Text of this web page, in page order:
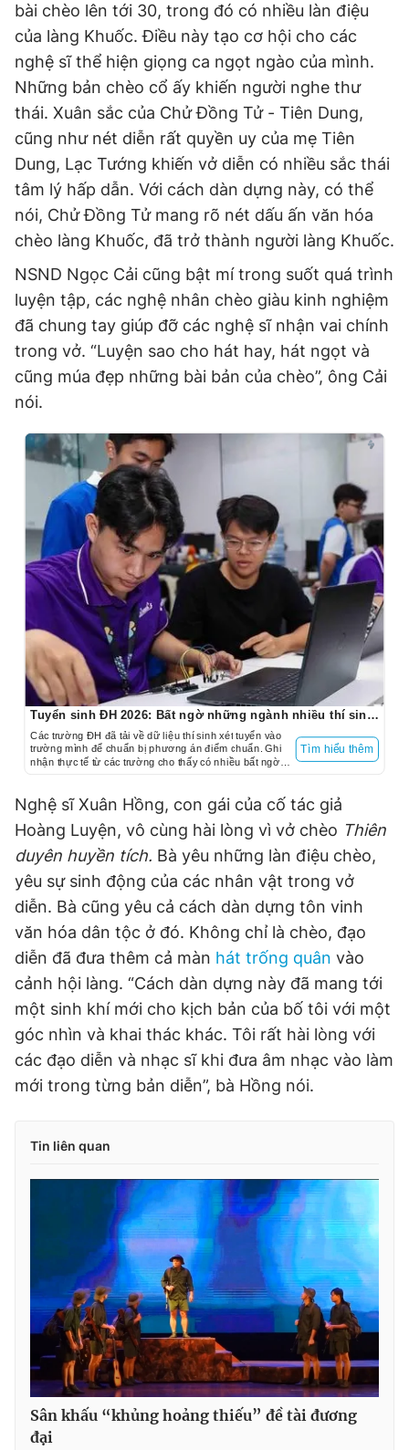
bài chèo lên tới 30, trong đó có nhiều làn điệu
của làng Khuốc. Điều này tạo cơ hội cho các
nghệ sĩ thể hiện giọng ca ngọt ngào của mình.
Những bản chèo cổ ấy khiến người nghe thư
thái. Xuân sắc của Chử Đồng Tử - Tiên Dung,
cũng như nét diễn rất quyền uy của mẹ Tiên
Dung, Lạc Tướng khiến vở diễn có nhiều sắc thái
tâm lý hấp dẫn. Với cách dàn dựng này, có thể
nói, Chử Đồng Tử mang rõ nét dấu ấn văn hóa
chèo làng Khuốc, đã trở thành người làng Khuốc.
NSND Ngọc Cải cũng bật mí trong suốt quá trình
luyện tập, các nghệ nhân chèo giàu kinh nghiệm
đã chung tay giúp đỡ các nghệ sĩ nhận vai chính
trong vở. “Luyện sao cho hát hay, hát ngọt và
cũng múa đẹp những bài bản của chèo”, ông Cải
nói.
Tuyển sinh ĐH 2026: Bất ngờ những ngành nhiều thí sinh đăng ký
Các trường ĐH đã tải về dữ liệu thí sinh xét tuyển vào
trường mình để chuẩn bị phương án điểm chuẩn. Ghi
nhận thực tế từ các trường cho thấy có nhiều bất ngờ
trong xu hướng thí sinh đăng ký ngành xét tuyển năm
Tìm hiểu thêm
Nghệ sĩ Xuân Hồng, con gái của cố tác giả
Hoàng Luyện, vô cùng hài lòng vì vở chèo Thiên
duyên huyền tích. Bà yêu những làn điệu chèo,
yêu sự sinh động của các nhân vật trong vở
diễn. Bà cũng yêu cả cách dàn dựng tôn vinh
văn hóa dân tộc ở đó. Không chỉ là chèo, đạo
diễn đã đưa thêm cả màn hát trống quân vào
cảnh hội làng. “Cách dàn dựng này đã mang tới
một sinh khí mới cho kịch bản của bố tôi với một
góc nhìn và khai thác khác. Tôi rất hài lòng với
các đạo diễn và nhạc sĩ khi đưa âm nhạc vào làm
mới trong từng bản diễn”, bà Hồng nói.
Tin liên quan
Sân khấu “khủng hoảng thiếu” đề tài đương
đại